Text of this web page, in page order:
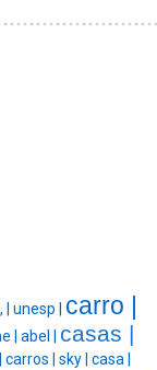
, | unesp | carro |
| abel | casas |
carros | sky | casa |